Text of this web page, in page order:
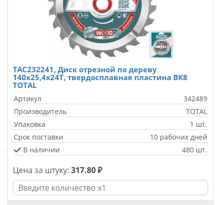
TAC232241, Диск отрезной по дереву
140x25,4x24T, твердосплавная пластина ВК8
TOTAL
Артикул
342489
Производитель
TOTAL
Упаковка
1 шт.
Срок поставки
10 рабочих дней
В наличии
480 шт.
Цена за штуку: 317.80 ₽